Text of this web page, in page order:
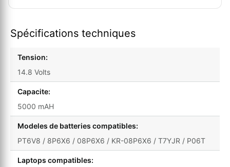
Spécifications techniques
Tension:
14.8 Volts
Capacite:
5000 mAH
Modeles de batteries compatibles:
PT6V8 / 8P6X6 / 08P6X6 / KR-08P6X6 / T7YJR / P06T
Laptops compatibles: